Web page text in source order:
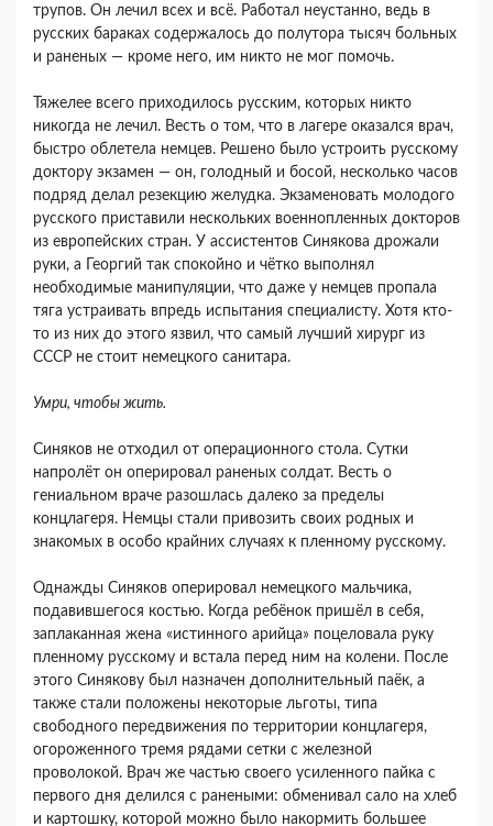
трупов. Он лечил всех и всё. Работал неустанно, ведь в
русских бараках содержалось до полутора тысяч больных
и раненых — кроме него, им никто не мог помочь.
Тяжелее всего приходилось русским, которых никто
никогда не лечил. Весть о том, что в лагере оказался врач,
быстро облетела немцев. Решено было устроить русскому
доктору экзамен — он, голодный и босой, несколько часов
подряд делал резекцию желудка. Экзаменовать молодого
русского приставили нескольких военнопленных докторов
из европейских стран. У ассистентов Синякова дрожали
руки, а Георгий так спокойно и чётко выполнял
необходимые манипуляции, что даже у немцев пропала
тяга устраивать впредь испытания специалисту. Хотя кто-
то из них до этого язвил, что самый лучший хирург из
СССР не стоит немецкого санитара.
Умри, чтобы жить.
Синяков не отходил от операционного стола. Сутки
напролёт он оперировал раненых солдат. Весть о
гениальном враче разошлась далеко за пределы
концлагеря. Немцы стали привозить своих родных и
знакомых в особо крайних случаях к пленному русскому.
Однажды Синяков оперировал немецкого мальчика,
подавившегося костью. Когда ребёнок пришёл в себя,
заплаканная жена «истинного арийца» поцеловала руку
пленному русскому и встала перед ним на колени. После
этого Синякову был назначен дополнительный паёк, а
также стали положены некоторые льготы, типа
свободного передвижения по территории концлагеря,
огороженного тремя рядами сетки с железной
проволокой. Врач же частью своего усиленного пайка с
первого дня делился с ранеными: обменивал сало на хлеб
и картошку, которой можно было накормить большее